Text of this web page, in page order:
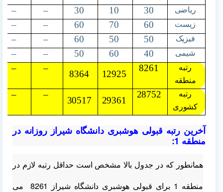
ریاضی 30
10
30
–
–
زیست 60
70
60
–
–
فیزیک 50
50
60
–
–
شیمی 40
60
50
–
–
رتبه
منطقه
8261
12925
8364
–
–
رتبه
کشوری
28752
29361
30517
–
–
آخرین رتبه قبولی هوشبری دانشگاه شیراز روزانه در
منطقه 1:
همانطور که در جدول بالا مشخص است حداقل رتبه لازم در
منطقه 1
برای قبولی هوشبری دانشگاه شیراز 8261 می